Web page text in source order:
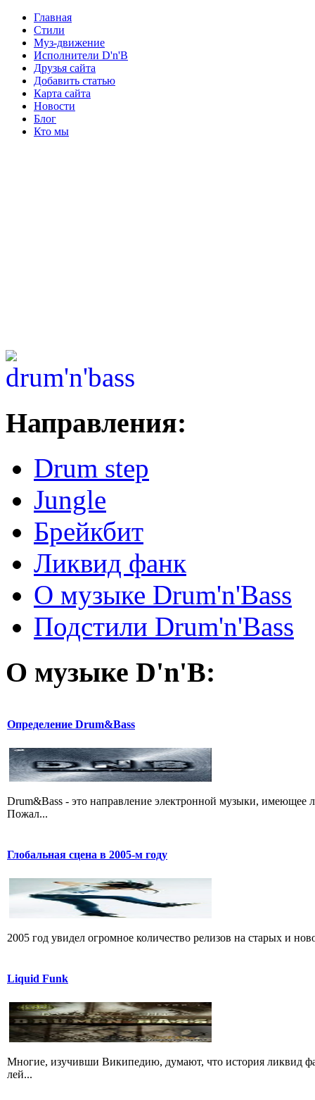
Главная
Стили
Муз-движение
Исполнители D'n'B
Друзья сайта
Добавить статью
Карта сайта
Новости
Блог
Кто мы
Направления:
Drum step
Jungle
Брейкбит
Ликвид фанк
О музыке Drum'n'Bass
Подстили Drum'n'Bass
О музыке D'n'B:
Определение Drum&Bass
Drum&Bass - это направление электронной музыки,
Пожал...
Глобальная сцена в 2005-м году
2005 год увидел огромное количество релизов на старых и
Liquid Funk
Многие, изучивши Википедию, думают, что история ликвид
лей...